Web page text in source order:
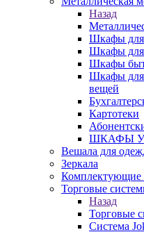
Назад
Шкафы для
Шкафы для
Шкафы
Шкафы для
вещей
Картотеки
ШКАФЫ
Вешала для
Зеркала
Комплектующие
Торговые
Назад
Торговые
Система